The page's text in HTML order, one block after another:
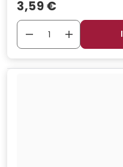
Verkaufspreis
3,59 €